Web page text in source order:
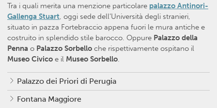
Tra i quali merita una menzione particolare palazzo Antinori-
Gallenga Stuart , oggi sede dell’Università degli stranieri,
situato in pazza Fortebraccio appena fuori le mura antiche e
costruito in splendido stile barocco. Oppure Palazzo della
Penna o Palazzo Sorbello che rispettivamente ospitano il
Museo Civico e il Museo Sorbello
Palazzo dei Priori di Perugia
Fontana Maggiore